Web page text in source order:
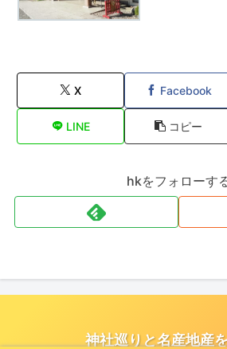
X Facebook
LINE コピー
hkをフォローす
神社巡りと名産地産